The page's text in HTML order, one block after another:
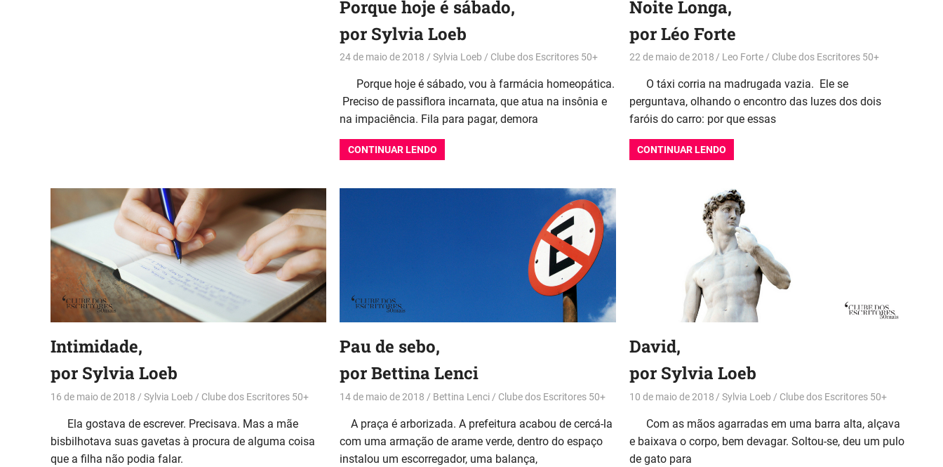
Porque hoje é sábado,
por Sylvia Loeb
24 de maio de 2018 Sylvia Loeb Clube dos Escritores 50+
Porque hoje é sábado, vou à farmácia homeopática.
Preciso de passiflora incarnata, que atua na insônia e
na impaciência. Fila para pagar, demora
CONTINUAR LENDO
Noite Longa,
por Léo Forte
22 de maio de 2018 Leo Forte Clube dos Escritores 50+
O táxi corria na madrugada vazia. Ele se
perguntava, olhando o encontro das luzes dos dois
faróis do carro: por que essas
CONTINUAR LENDO
Intimidade,
por Sylvia Loeb
16 de maio de 2018 Sylvia Loeb Clube dos Escritores 50+
Ela gostava de escrever. Precisava. Mas a mãe
bisbilhotava suas gavetas à procura de alguma coisa
que a filha não podia falar.
Pau de sebo,
por Bettina Lenci
14 de maio de 2018 Bettina Lenci Clube dos Escritores 50+
A praça é arborizada. A prefeitura acabou de cercá-la
com uma armação de arame verde, dentro do espaço
instalou um escorregador, uma balança,
David,
por Sylvia Loeb
10 de maio de 2018 Sylvia Loeb Clube dos Escritores 50+
Com as mãos agarradas em uma barra alta, alçava
e baixava o corpo, bem devagar. Soltou-se, deu um pulo
de gato para